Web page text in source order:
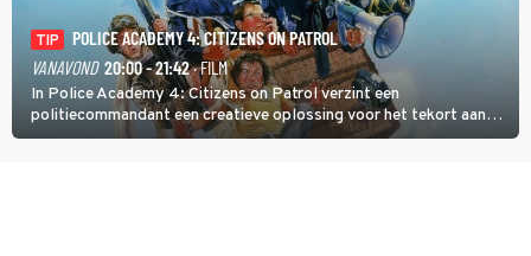
TIP
POLICE ACADEMY 4: CITIZENS ON PATROL
VANAVOND 20:00 - 21:42· FILM
In Police Academy 4: Citizens on Patrol verzint een
politiecommandant een creatieve oplossing voor het tekort aan
agenten.